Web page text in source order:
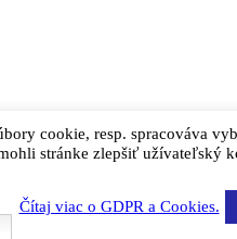
cookie, resp. spracováva
stránke zlepšiť užívateľský
Čítaj viac o GDPR a Cookies.